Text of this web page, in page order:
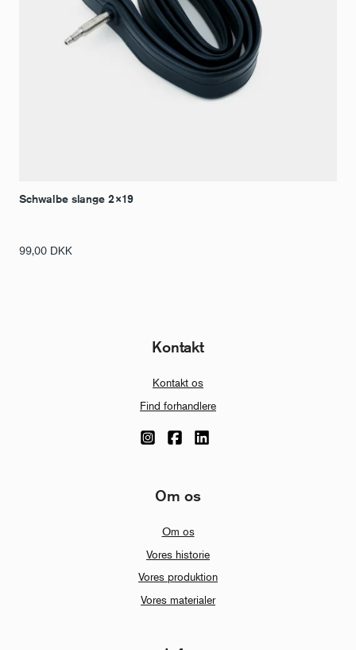
Schwalbe slange 2×19
99,00 DKK
Kontakt
Kontakt os
Find forhandlere
Om os
Om os
Vores historie
Vores produktion
Vores materialer